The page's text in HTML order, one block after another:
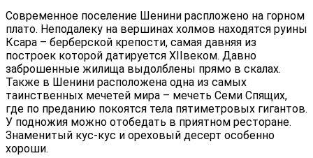
Современное поселение Шенини распложено на горном
плато. Неподалеку на вершинах холмов находятся руины
Ксара – берберской крепости, самая давняя из
построек которой датируется XIIвеком. Давно
заброшенные жилища выдолблены прямо в скалах.
Также в Шенини расположена одна из самых
таинственных мечетей мира – мечеть Семи Спящих,
где по преданию покоятся тела пятиметровых гигантов.
У подножия можно отобедать в приятном ресторане.
Знаменитый кус-кус и ореховый десерт особенно
хороши.